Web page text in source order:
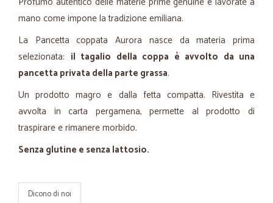
mano come impone la tradizione emiliana.
La Pancetta coppata Aurora nasce da materia prima
selezionata: il tagalio della coppa è avvolto da una
pancetta privata della parte grassa.
Un prodotto magro e dalla fetta compatta. Rivestita e
avvolta in carta pergamena, permette al prodotto di
traspirare e rimanere morbido.
Senza glutine e senza lattosio.
Dicono di noi